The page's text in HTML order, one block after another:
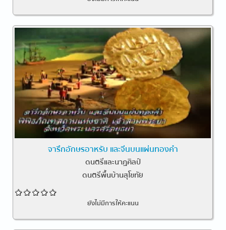
จารึกอักษรอาหรับ และจีนบนแผ่นทองคำ
ดนตรีและนาฏศิลป์
ดนตรีพื้นบ้านสุโขทัย
ยังไม่มีการให้คะแนน